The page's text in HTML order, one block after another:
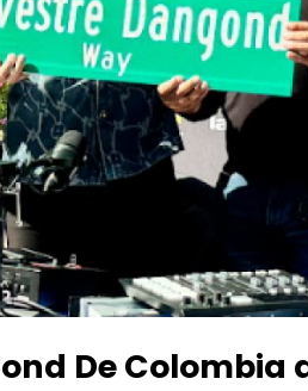
De Colombia